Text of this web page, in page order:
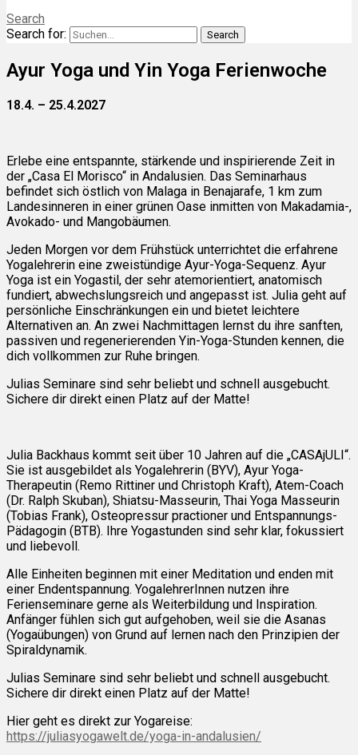
Search
Search for:
Ayur Yoga und Yin Yoga Ferienwoche
18.4. – 25.4.2027
Erlebe eine entspannte, stärkende und inspirierende Zeit in
der „Casa El Morisco“ in Andalusien. Das Seminarhaus
befindet sich östlich von Malaga in Benajarafe, 1 km zum
Landesinneren in einer grünen Oase inmitten von Makadamia-,
Avokado- und Mangobäumen.
Jeden Morgen vor dem Frühstück unterrichtet die erfahrene
Yogalehrerin eine zweistündige Ayur-Yoga-Sequenz. Ayur
Yoga ist ein Yogastil, der sehr atemorientiert, anatomisch
fundiert, abwechslungsreich und angepasst ist. Julia geht auf
persönliche Einschränkungen ein und bietet leichtere
Alternativen an. An zwei Nachmittagen lernst du ihre sanften,
passiven und regenerierenden Yin-Yoga-Stunden kennen, die
dich vollkommen zur Ruhe bringen.
Julias Seminare sind sehr beliebt und schnell ausgebucht.
Sichere dir direkt einen Platz auf der Matte!
Julia Backhaus kommt seit über 10 Jahren auf die „CASAjULI“.
Sie ist ausgebildet als Yogalehrerin (BYV), Ayur Yoga-
Therapeutin (Remo Rittiner und Christoph Kraft), Atem-Coach
(Dr. Ralph Skuban), Shiatsu-Masseurin, Thai Yoga Masseurin
(Tobias Frank), Osteopressur practioner und Entspannungs-
Pädagogin (BTB). Ihre Yogastunden sind sehr klar, fokussiert
und liebevoll.
Alle Einheiten beginnen mit einer Meditation und enden mit
einer Endentspannung. YogalehrerInnen nutzen ihre
Ferienseminare gerne als Weiterbildung und Inspiration.
Anfänger fühlen sich gut aufgehoben, weil sie die Asanas
(Yogaübungen) von Grund auf lernen nach den Prinzipien der
Spiraldynamik.
Julias Seminare sind sehr beliebt und schnell ausgebucht.
Sichere dir direkt einen Platz auf der Matte!
Hier geht es direkt zur Yogareise:
https://juliasyogawelt.de/yoga-in-andalusien/